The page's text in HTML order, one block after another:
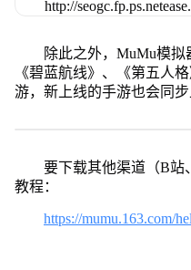
除此之外，MuMu模拟
《碧蓝航线》、《第五人
游，新上线的手游也会同步
要下载其他渠道（B站
教程：
https://mumu.163.com/